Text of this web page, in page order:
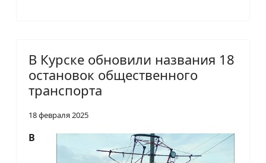
В Курске обновили названия 18
остановок общественного
транспорта
18 февраля 2025
В